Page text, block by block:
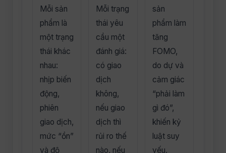
Mỗi sản
phẩm là
một trạng
thái khác
nhau:
nhịp biến
động,
phiên
giao dịch,
mức “ồn”
và độ
Mỗi trạng
thái yêu
cầu một
đánh giá:
có giao
dịch
không,
nếu giao
dịch thì
rủi ro thế
nào, nếu
sản
phẩm làm
tăng
FOMO,
do dự và
cảm giác
“phải làm
gì đó”,
khiến kỷ
luật suy
yếu.